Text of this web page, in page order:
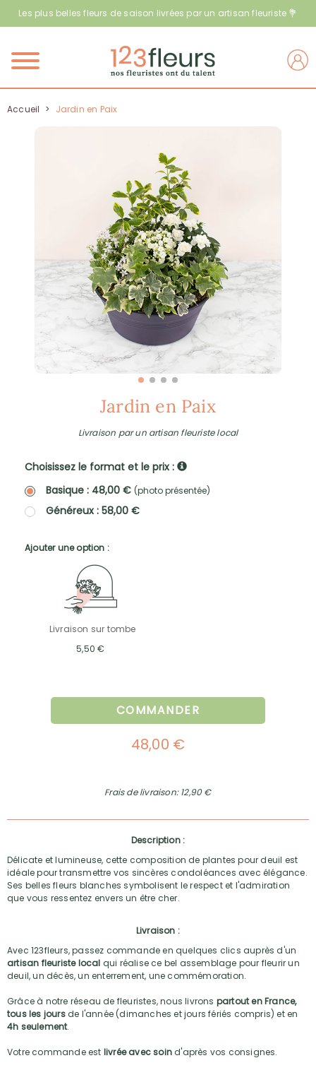
Les plus belles fleurs de saison livrées par un artisan fleuriste 💐
Menu
Accueil > Jardin en Paix
Jardin en Paix
Livraison par un artisan fleuriste local
Choisissez le format et le prix :
Basique : 48,00 € (photo présentée)
Généreux : 58,00 €
Ajouter une option :
Livraison sur tombe
5,50 €
COMMANDER
48,00 €
Frais de livraison: 12,90 €
Description :
Délicate et lumineuse, cette composition de plantes pour deuil est
idéale pour transmettre vos sincères condoléances avec élégance.
Ses belles fleurs blanches symbolisent le respect et l'admiration
que vous ressentez envers un être cher.
Livraison :
Avec 123fleurs, passez commande en quelques clics auprès d'un
artisan fleuriste local qui réalise ce bel assemblage pour fleurir un
deuil, un décès, un enterrement, une commémoration.
Grâce à notre réseau de fleuristes, nous livrons partout en France,
tous les joursde l'année (dimanches et jours fériés compris) et en
4h seulement.
Votre commande est livrée avec soind'après vos consignes.